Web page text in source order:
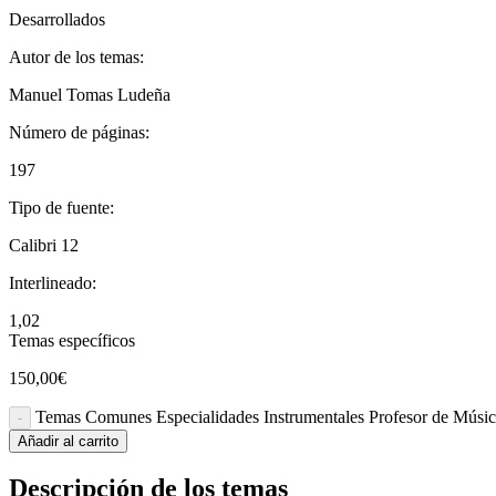
Desarrollados
Autor de los temas:
Manuel Tomas Ludeña
Número de páginas:
197
Tipo de fuente:
Calibri 12
Interlineado:
1,02
Temas específicos
150,00€
Temas Comunes Especialidades Instrumentales Profesor de
Añadir al carrito
Descripción de los temas